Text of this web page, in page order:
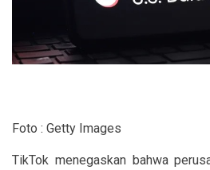
Foto : Getty Images
TikTok menegaskan bahwa